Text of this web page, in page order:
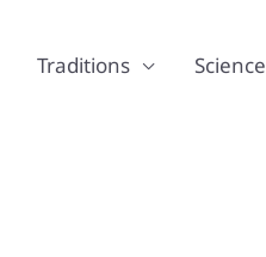
Traditions Science